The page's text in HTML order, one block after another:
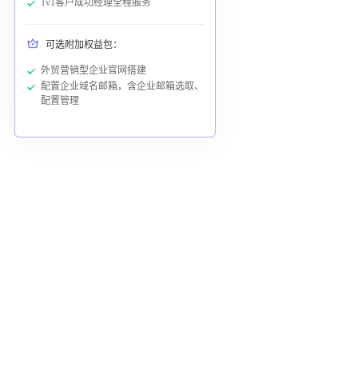
1v1客户成功经理全程服务
可选附加权益包：
外贸营销型企业官网搭建
配置企业域名邮箱，含企业邮箱选取、
配置管理